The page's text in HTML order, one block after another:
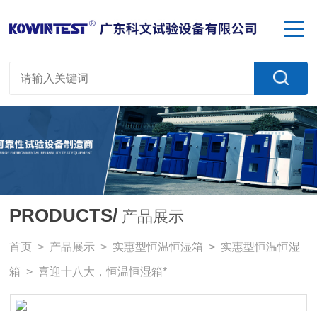
PRODUCTS/ 产品展示
首页 > 产品展示 > 实惠型恒温恒湿箱 > 实惠型恒温恒湿
箱 > 喜迎十八大，恒温恒湿箱*